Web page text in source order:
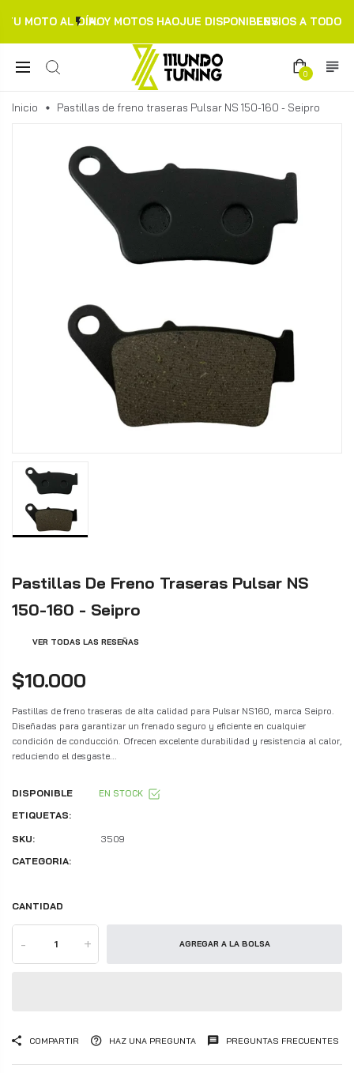
TU MOTO AL DÍA.HOY MOTOS HAOJUE DISPONIBLESENVIOS A TODO
0
Inicio Pastillas de freno traseras Pulsar NS 150-160 - Seipro
Pastillas De Freno Traseras Pulsar NS
150-160 - Seipro
VER TODAS LAS RESEÑAS
$10.000
Pastillas de freno traseras de alta calidad para Pulsar NS160, marca Seipro.
Diseñadas para garantizar un frenado seguro y eficiente en cualquier
condición de conducción. Ofrecen excelente durabilidad y resistencia al calor,
reduciendo el desgaste...
DISPONIBLE EN STOCK
ETIQUETAS:
SKU:
3509
CATEGORIA:
CANTIDAD
- + AGREGAR A LA BOLSA
COMPARTIR HAZ UNA PREGUNTA PREGUNTAS FRECUENTES